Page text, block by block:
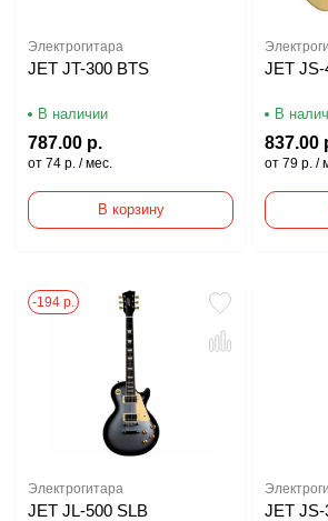
Электрогитара
JET JT-300 BTS
В наличии
787.00 р.
от 74 р. / мес.
В корзину
JET JS-
В
837.00
от 79 р. /
-194 р.
Электрогитара
JET JL-500 SLB JET JS-